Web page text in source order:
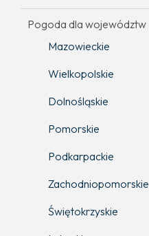
Pogoda dla województw
Mazowieckie
Wielkopolskie
Dolnośląskie
Pomorskie
Podkarpackie
Zachodniopomorskie
Świętokrzyskie